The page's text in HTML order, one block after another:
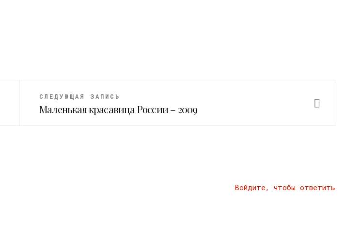
СЛЕДУЮЩАЯ ЗАПИСЬ
Маленькая красавица России – 2009
Войдите, чтобы ответить